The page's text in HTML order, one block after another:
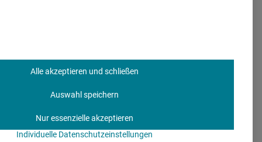
Die erfassten
(KIS) gesendet.
Aufnahme nur noch in
der Kioske
Leiter
die wir uns
der Krankenhäuser
von zu Hause aus in
nur noch
Alle akzeptieren und schließen
Auswahl speichern
Nur essenzielle akzeptieren
Individuelle Datenschutzeinstellungen